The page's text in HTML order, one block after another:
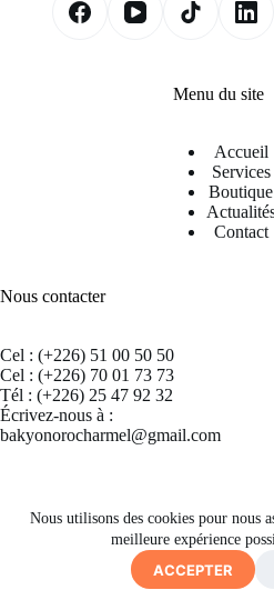
Nous utilisons des cookies pour nous
meilleure expérience
ACCEPTER
Menu du site
Accueil
Services
Boutique
Contact
Nous contacter
Cel : (+226) 51 00 50 50
Cel : (+226) 70 01 73 73
Tél : (+226) 25 47 92 32
Écrivez-nous à :
bakyonorocharmel@gmail.com
Copyright © 2026 CECRAB -